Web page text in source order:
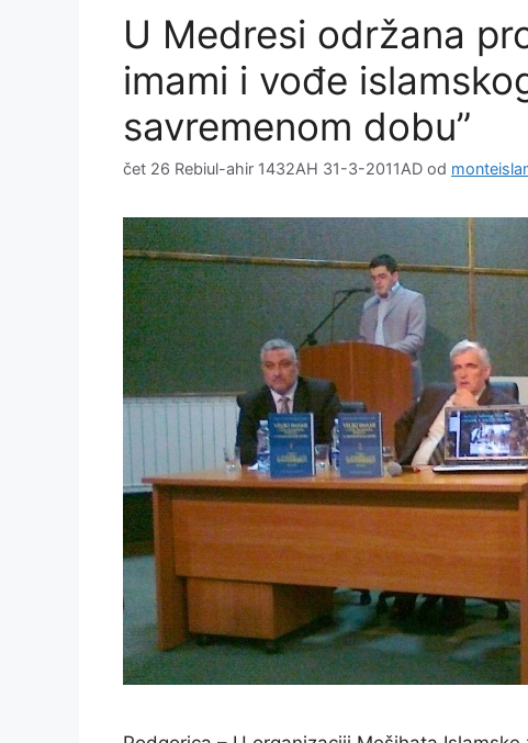
U Medresi održana
imami i vođe
savremenom dobu”
čet 26 Rebiul-ahir 1432AH 31-3-2011AD od